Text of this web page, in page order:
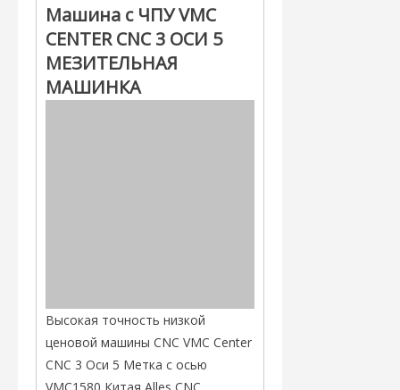
Машина с ЧПУ VMC
CENTER CNC 3 ОСИ 5
МЕЗИТЕЛЬНАЯ
МАШИНКА
Высокая точность низкой
ценовой машины CNC VMC Center
CNC 3 Оси 5 Метка с осью